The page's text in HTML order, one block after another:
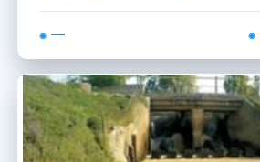
—